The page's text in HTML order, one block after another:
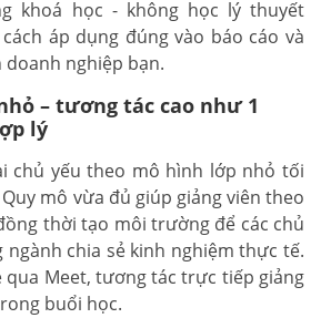
khoá học - không học lý thuyết
áp dụng đúng vào báo cáo và
nghiệp bạn.
– tương tác cao như 1
lý
chủ yếu theo mô hình lớp nhỏ tối
mô vừa đủ giúp giảng viên theo
thời tạo môi trường để các chủ
ngành chia sẻ kinh nghiệm thực tế.
qua Meet, tương tác trực tiếp giảng
buổi học.